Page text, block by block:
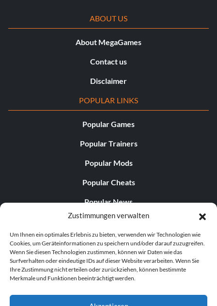
Zustimmungen verwalten
Um Ihnen ein optimales Erlebnis zu bieten, verwenden wir Technologien wie
Cookies, um Geräteinformationen zu speichern und/oder darauf zuzugreifen.
Wenn Sie diesen Technologien zustimmen, können wir Daten wie das
Surfverhalten oder eindeutige IDs auf dieser Website verarbeiten. Wenn Sie
Ihre Zustimmung nicht erteilen oder zurückziehen, können bestimmte
Merkmale und Funktionen beeinträchtigt werden.
ABOUT US
About MegaGames
Contact us
Disclaimer
POPULAR LINKS
Popular Games
Popular Trainers
Popular Mods
Popular Cheats
Popular News
Popular Editorials
Popular Free Games
LATEST UPDATES